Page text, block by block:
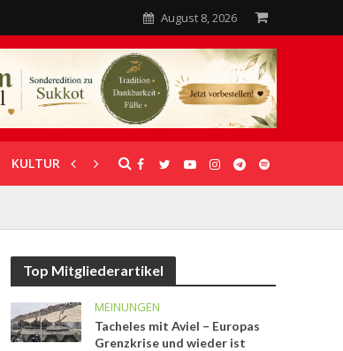
August 8, 2026
KULTUR UNTERSTÜTZUNG
Top Mitgliederartikel
MEINUNGEN
Tacheles mit Aviel – Europas
Grenzkrise und wieder ist